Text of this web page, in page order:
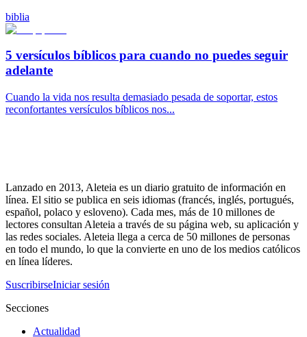
biblia
5 versículos bíblicos para cuando no puedes seguir
adelante
Cuando la vida nos resulta demasiado pesada de soportar, estos
reconfortantes versículos bíblicos nos...
Lanzado en 2013, Aleteia es un diario gratuito de información en
línea. El sitio se publica en seis idiomas (francés, inglés, portugués,
español, polaco y esloveno). Cada mes, más de 10 millones de
lectores consultan Aleteia a través de su página web, su aplicación y
las redes sociales. Aleteia llega a cerca de 50 millones de personas
en todo el mundo, lo que la convierte en uno de los medios católicos
en línea líderes.
SuscribirseIniciar sesión
Secciones
Actualidad